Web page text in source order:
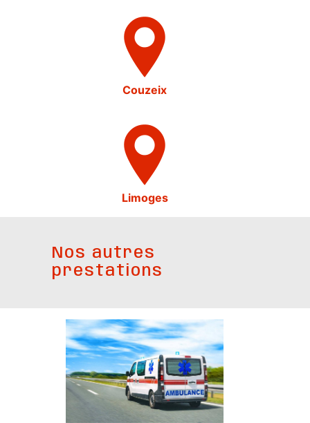
Couzeix
Limoges
Nos autres
prestations